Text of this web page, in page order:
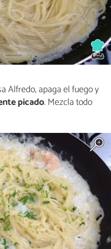
Alfredo, apaga el fuego y
picado. Mezcla todo